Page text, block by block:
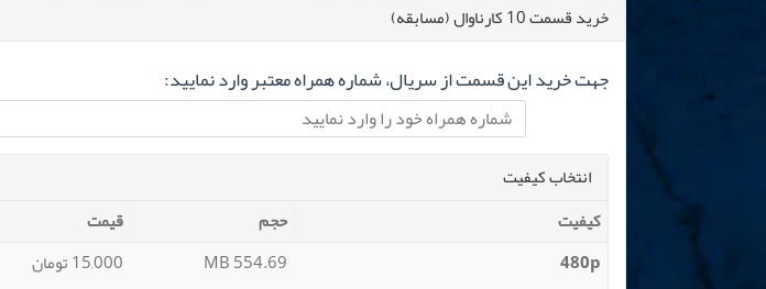
خرید قسمت 10 کارناوال (مسابقه)
جهت خرید این قسمت از سریال، شماره همراه معتبر وارد نمایید:
انتخاب کیفیت
کیفیت
حجم
قیمت
480p
554.69 MB 15,000 تومان